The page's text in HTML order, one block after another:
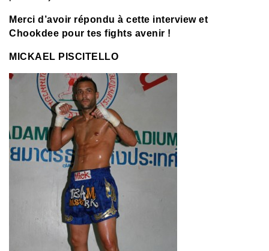
Merci d’avoir répondu à cette interview et
Chookdee pour tes fights avenir !
MICKAEL PISCITELLO